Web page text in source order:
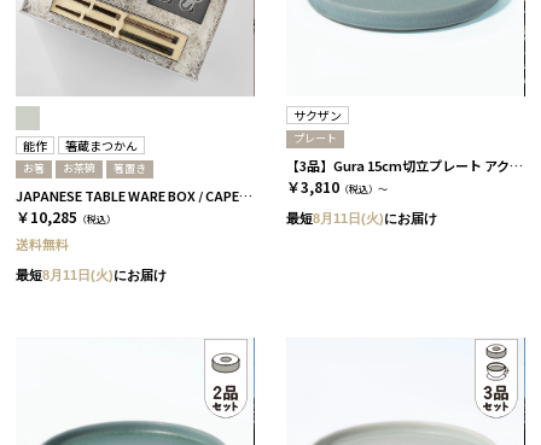
能作 箸蔵まつかん
お箸 お茶碗 箸置き
JAPANESE TABLE WARE BOX / CAPE / 茶碗+箸置き+箸 / 浅葱＆桜
￥10,285 （税込）
送料無料
最短8月11日(火)にお届け
サクザン
プレート
【3品】Gura 15cm切立プレート アクアブルー［サクザン］
￥3,810 （税込）～
最短8月11日(火)にお届け